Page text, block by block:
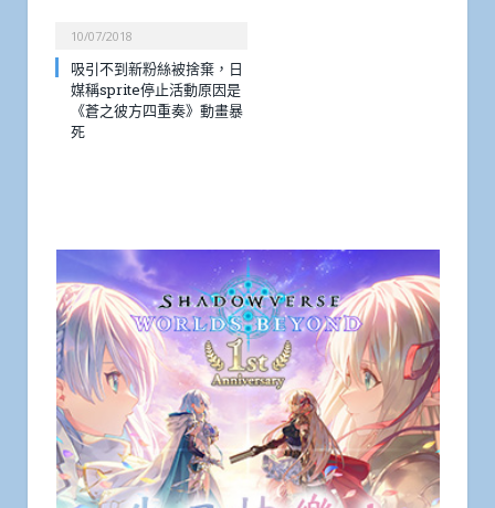
10/07/2018
吸引不到新粉絲被捨棄，日
媒稱sprite停止活動原因是
《蒼之彼方四重奏》動畫暴
死